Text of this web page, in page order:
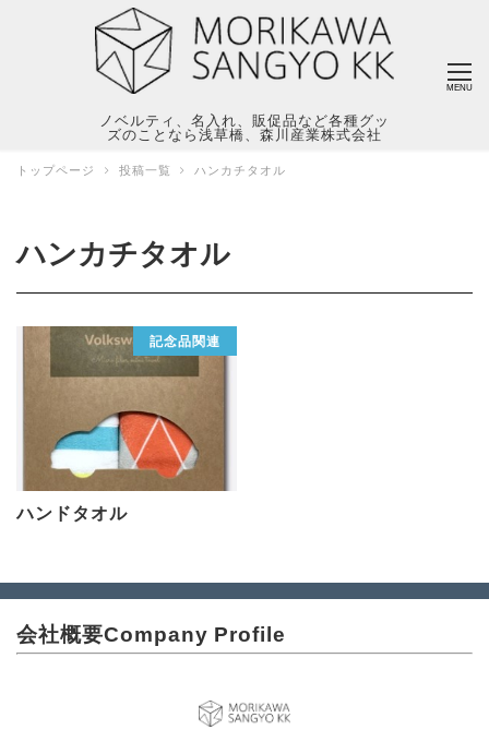
ノベルティ、名入れ、販促品など各種グッ
ズのことなら浅草橋、森川産業株式会社
MENU
トップページ 投稿一覧 ハンカチタオル
ハンカチタオル
記念品関連
ハンドタオル
会社概要Company Profile